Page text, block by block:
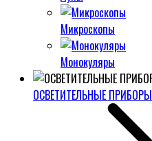
Микроскопы
Монокуляры
ОСВЕТИТЕЛЬНЫЕ ПРИБОРЫ